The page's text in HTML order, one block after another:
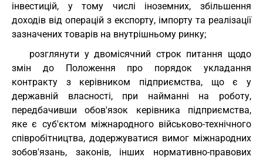
інвестицій, у тому числі іноземних, збільшення
доходів від операцій з експорту, імпорту та реалізації
зазначених товарів на внутрішньому ринку;
розглянути у двомісячний строк питання щодо
змін до Положення про порядок укладання
контракту з керівником підприємства, що є у
державній власності, при найманні на роботу,
передбачивши обов'язок керівника підприємства,
яке є суб'єктом міжнародного військово-технічного
співробітництва, додержуватися вимог міжнародних
зобов'язань, законів, інших нормативно-правових